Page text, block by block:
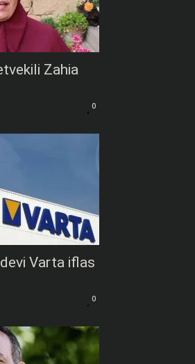
Zahia
0
Varta iflas
0